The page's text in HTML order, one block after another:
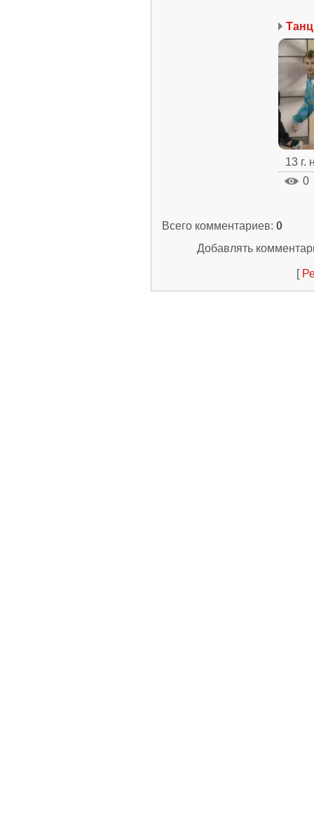
13 г.
0
Всего комментариев: 0
Добавлять
[